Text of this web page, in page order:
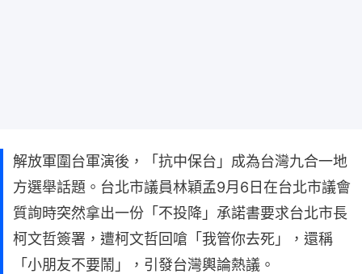
解放軍圍台軍演後，「抗中保台」成為台灣九合一地
方選舉話題。台北市議員林穎孟9月6日在台北市議會
質詢時突然拿出一份「不投降」承諾書要求台北市長
柯文哲簽署，遭柯文哲回嗆「我管你去死」，還稱
「小朋友不要鬧」，引發台灣輿論熱議。